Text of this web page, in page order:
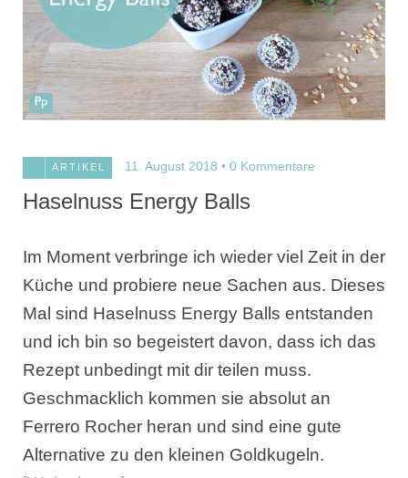
ARTIKEL 11. August 2018 0 Kommentare
Haselnuss Energy Balls
Im Moment verbringe ich wieder viel Zeit in der
Küche und probiere neue Sachen aus. Dieses
Mal sind Haselnuss Energy Balls entstanden
und ich bin so begeistert davon, dass ich das
Rezept unbedingt mit dir teilen muss.
Geschmacklich kommen sie absolut an
Ferrero Rocher heran und sind eine gute
Alternative zu den kleinen Goldkugeln.